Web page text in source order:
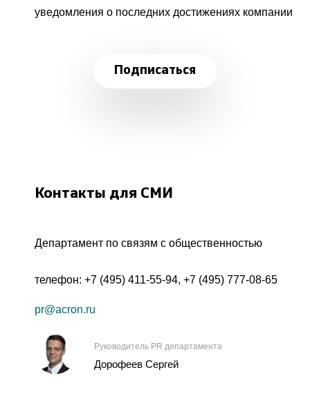
уведомления о последних достижениях компании
Подписаться
Контакты для СМИ
Департамент по связям с общественностью
телефон: +7 (495) 411-55-94, +7 (495) 777-08-65
pr@acron.ru
Руководитель PR департамента
Дорофеев Сергей